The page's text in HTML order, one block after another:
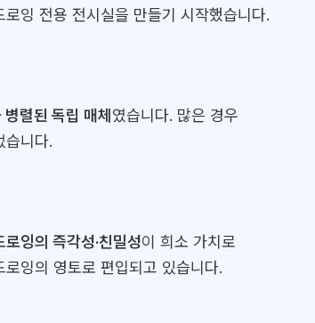
잉 전용 전시실을 만들기 시작했습니다.
렬된 독립 매체 였습니다. 많은 경우
습니다.
로잉의 즉각성·친밀성이 희소 가치로
잉의 영토로 편입되고 있습니다.